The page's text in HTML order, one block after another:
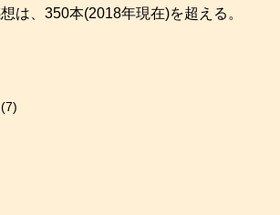
は、350本(2018年現在)を超える。
(7)